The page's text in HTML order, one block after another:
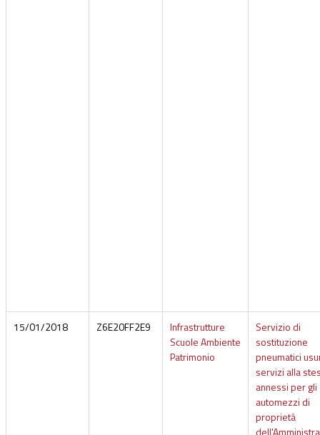
15/01/2018 Z6E20FF2E9
Infrastrutture
Scuole Ambiente
Patrimonio
Servizio di
sostituzione
pneumatici
servizi alla
annessi per gli
automezzi di
proprietà